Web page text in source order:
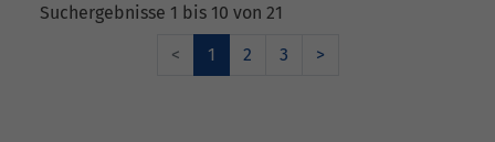
Suchergebnisse 1 bis 10 von 21
<
1 2 3 >